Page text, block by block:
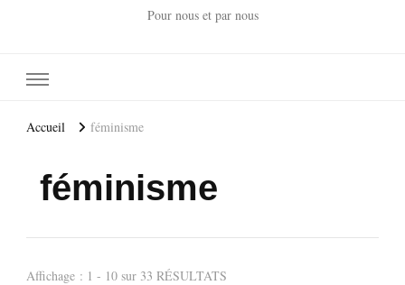
Pour nous et par nous
Accueil féminisme
féminisme
Affichage : 1 - 10 sur 33 RÉSULTATS